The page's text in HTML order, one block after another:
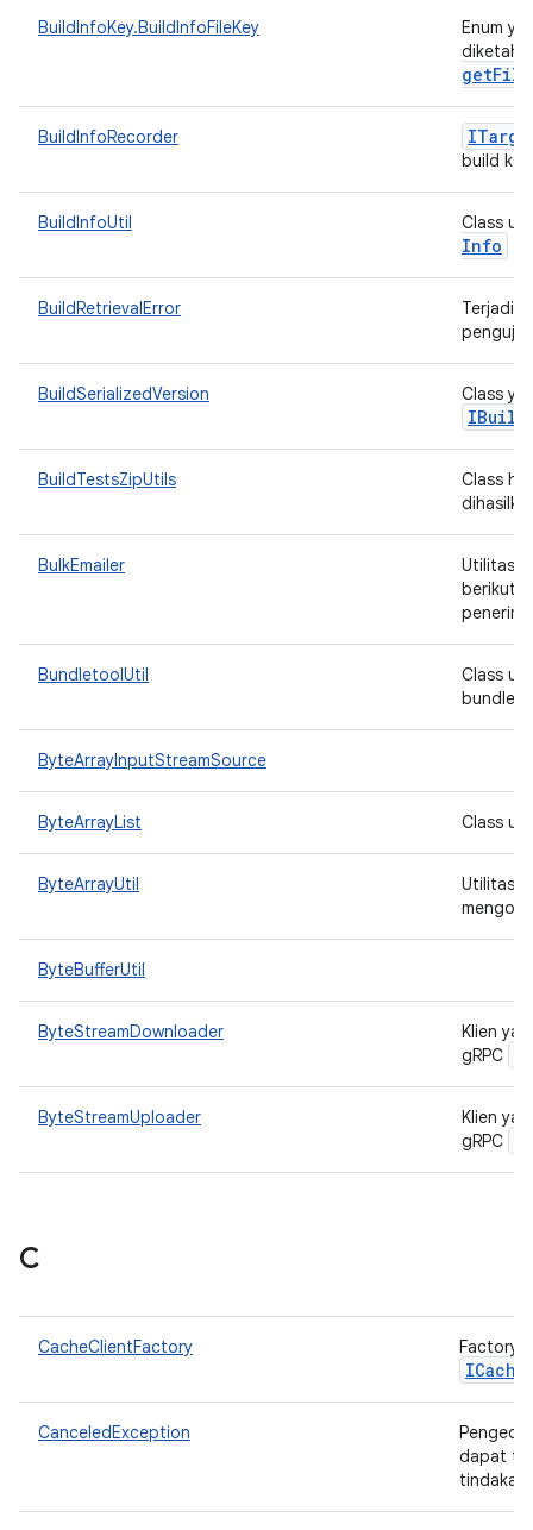
BuildInfoKey.BuildInfoFileKey
Enum
BuildInfoRecorder
build ke
BuildInfoUtil Class
Info
BuildRetrievalError
Terjadi
BuildSerializedVersion Class
IBuild
BuildTestsZipUtils
Class
BulkEmailer
Utilitas
berikut:
BundletoolUtil
Class
ByteArrayInputStreamSource
ByteArrayList Class
ByteArrayUtil
Utilitas
ByteBufferUtil
ByteStreamDownloader
Klien
gRPC
ByteStreamUploader
Klien
gRPC
C
CacheClientFactory Factory
ICache
CanceledException
dapat